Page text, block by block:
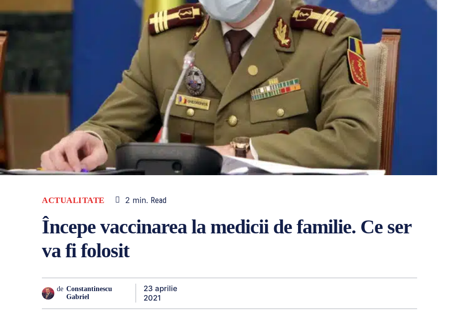
ACTUALITATE 2 min. Read
Începe vaccinarea la medicii de familie. Ce ser
va fi folosit
de Constantinescu
Gabriel
23 aprilie
2021